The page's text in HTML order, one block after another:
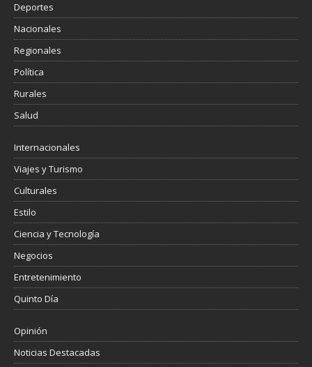
Deportes
Nacionales
Regionales
Política
Rurales
Salud
Internacionales
Viajes y Turismo
Culturales
Estilo
Ciencia y Tecnología
Negocios
Entretenimiento
Quinto Día
Opinión
Noticias Destacadas